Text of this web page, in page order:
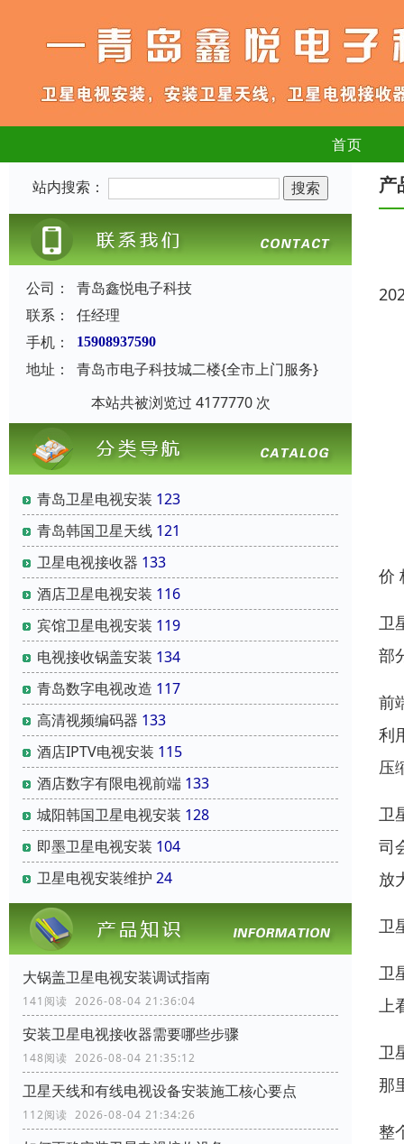
首页
站内搜索：
公司：
青岛鑫悦电子科技
联系：
任经理
手机：
15908937590
地址：
青岛市电子科技城二楼{全市上门服务}
本站共被浏览过 4177770 次
青岛卫星电视安装 123
青岛韩国卫星天线 121
卫星电视接收器 133
酒店卫星电视安装 116
宾馆卫星电视安装 119
电视接收锅盖安装 134
青岛数字电视改造 117
高清视频编码器 133
酒店IPTV电视安装 115
酒店数字有限电视前端 133
城阳韩国卫星电视安装 128
即墨卫星电视安装 104
卫星电视安装维护 24
大锅盖卫星电视安装调试指南
141阅读 2026-08-04 21:36:04
安装卫星电视接收器需要哪些步骤
148阅读 2026-08-04 21:35:12
卫星天线和有线电视设备安装施工核心要点
112阅读 2026-08-04 21:34:26
产
价
卫
部
前
利
压
卫
司
放
卫
卫
上
卫
那
整